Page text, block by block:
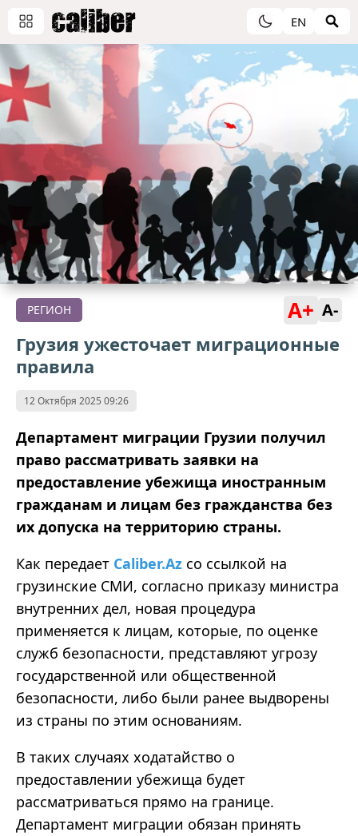
EN
РЕГИОН A+ A-
Грузия ужесточает миграционные
правила
12 Октября 2025 09:26
Департамент миграции Грузии получил
право рассматривать заявки на
предоставление убежища иностранным
гражданам и лицам без гражданства без
их допуска на территорию страны.
Как передает Caliber.Az со ссылкой на
грузинские СМИ, согласно приказу министра
внутренних дел, новая процедура
применяется к лицам, которые, по оценке
служб безопасности, представляют угрозу
государственной или общественной
безопасности, либо были ранее выдворены
из страны по этим основаниям.
В таких случаях ходатайство о
предоставлении убежища будет
рассматриваться прямо на границе.
Департамент миграции обязан принять